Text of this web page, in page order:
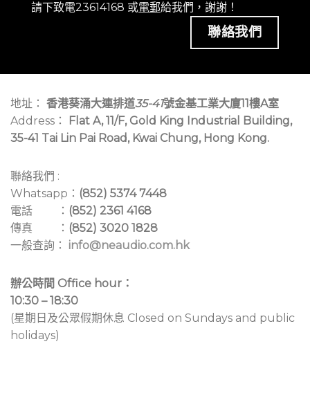
請下致電23614168 或電郵給我們，謝謝！
聯絡我們
地址： 香港葵涌大連排道35-41號金基工業大廈11樓A室
Address：
Flat A, 11/F, Gold King Industrial Building,
35-41 Tai Lin Pai Road, Kwai Chung, Hong Kong.
聯絡我們 :
Whatsapp： (852) 5374 7448
電話 ： (852) 2361 4168
傳真 ： (852) 3020 1828
一般查詢： info@neaudio.com.hk
辦公時間 Office hour：
10:30 – 18:30
(星期日及公眾假期休息 Closed on Sundays and public
holidays)